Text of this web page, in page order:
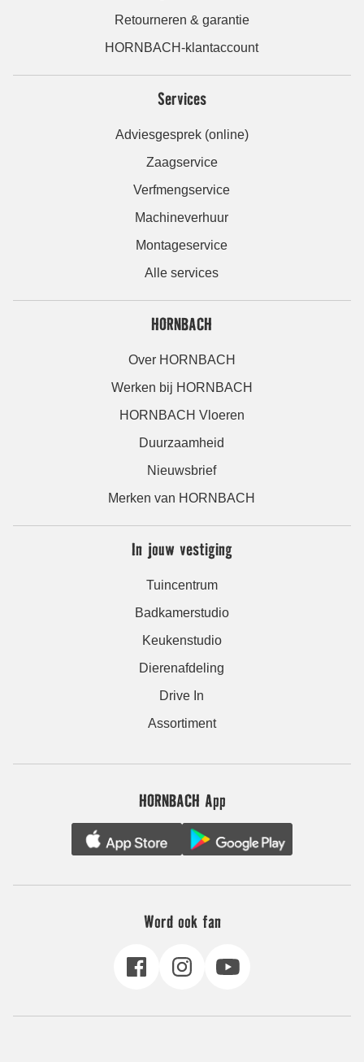
Retourneren & garantie
HORNBACH-klantaccount
Services
Adviesgesprek (online)
Zaagservice
Verfmengservice
Machineverhuur
Montageservice
Alle services
HORNBACH
Over HORNBACH
Werken bij HORNBACH
HORNBACH Vloeren
Duurzaamheid
Nieuwsbrief
Merken van HORNBACH
In jouw vestiging
Tuincentrum
Badkamerstudio
Keukenstudio
Dierenafdeling
Drive In
Assortiment
HORNBACH App
Word ook fan